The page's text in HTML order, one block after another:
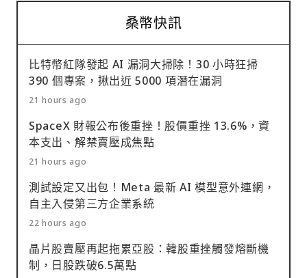
桑幣快訊
比特幣紅隊發起 AI 漏洞大掃除！30 小時狂掃
390 個專案，揪出近 5000 項潛在漏洞
21 hours ago
SpaceX 財報公布後重挫！股價重挫 13.6%，資
本支出、解禁賣壓成焦點
21 hours ago
測試設定又出包！Meta 最新 AI 模型意外連網，
自主入侵第三方企業系統
22 hours ago
晶片股賣壓再起拖累亞股：韓股重挫觸發熔斷機
制，日股跌破6.5萬點